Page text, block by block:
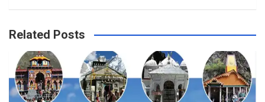
Related Posts